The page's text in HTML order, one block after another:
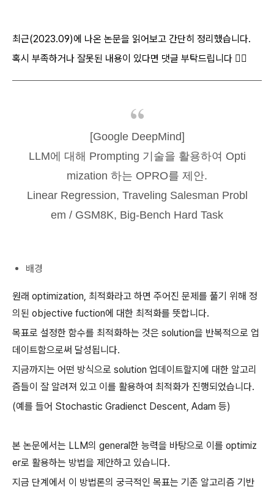
최근(2023.09)에 나온 논문을 읽어보고 간단히 정리했습니다.
혹시 부족하거나 잘못된 내용이 있다면 댓글 부탁드립니다 🙇‍♂️
[Google DeepMind]
LLM에 대해 Prompting 기술을 활용하여 Opti
mization 하는 OPRO를 제안.
Linear Regression, Traveling Salesman Probl
em / GSM8K, Big-Bench Hard Task
배경
원래 optimization, 최적화라고 하면 주어진 문제를 풀기 위해 정
의된 objective fuction에 대한 최적화를 뜻합니다.
목표로 설정한 함수를 최적화하는 것은 solution을 반복적으로 업
데이트함으로써 달성됩니다.
지금까지는 어떤 방식으로 solution 업데이트할지에 대한 알고리
즘들이 잘 알려져 있고 이를 활용하여 최적화가 진행되었습니다.
(예를 들어 Stochastic Gradienct Descent, Adam 등)
본 논문에서는 LLM의 general한 능력을 바탕으로 이를 optimiz
er로 활용하는 방법을 제안하고 있습니다.
지금 단계에서 이 방법론의 궁극적인 목표는 기존 알고리즘 기반